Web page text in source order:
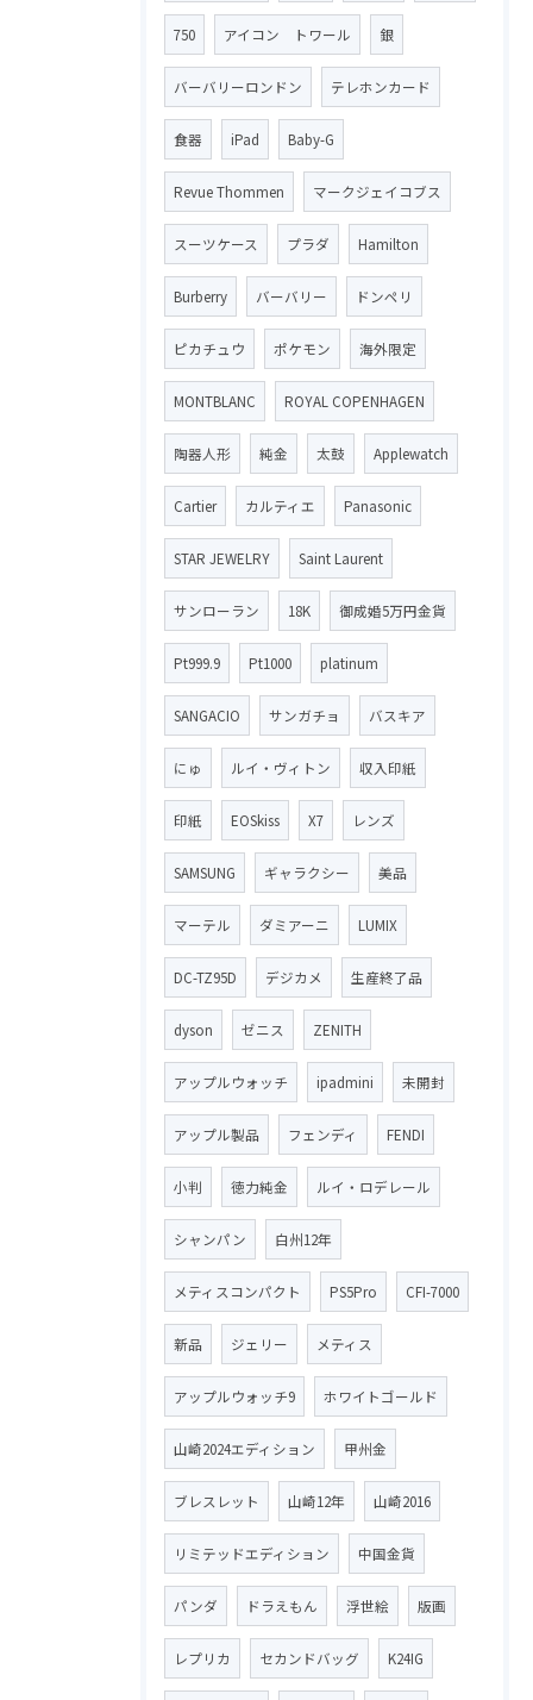
750 アイコン トワール 銀
バーバリーロンドン テレホンカード
食器 iPad Baby-G
Revue Thommen マークジェイコブス
スーツケース プラダ Hamilton
Burberry バーバリー ドンペリ
ピカチュウ ポケモン 海外限定
MONTBLANC ROYAL COPENHAGEN
陶器人形 純金 太鼓 Applewatch
Cartier カルティエ Panasonic
STAR JEWELRY Saint Laurent
サンローラン 18K 御成婚5万円金貨
Pt999.9 Pt1000 platinum
SANGACIO サンガチョ バスキア
にゅ ルイ・ヴィトン 収入印紙
印紙 EOSkiss X7 レンズ
SAMSUNG ギャラクシー 美品
マーテル ダミアーニ LUMIX
DC-TZ95D デジカメ 生産終了品
dyson ゼニス ZENITH
アップルウォッチ ipadmini 未開封
アップル製品 フェンディ FENDI
小判 徳力純金 ルイ・ロデレール
シャンパン 白州12年
メティスコンパクト PS5Pro CFI-7000
新品 ジェリー メティス
アップルウォッチ9 ホワイトゴールド
山崎2024エディション 甲州金
ブレスレット 山崎12年 山崎2016
リミテッドエディション 中国金貨
パンダ ドラえもん 浮世絵 版画
レプリカ セカンドバッグ K24IG